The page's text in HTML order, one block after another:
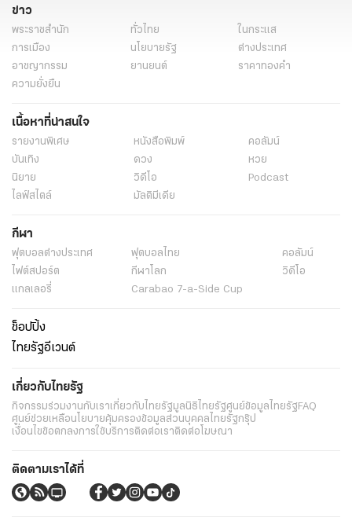
ข่าว
พระราชสำนัก ทั่วไทย
ในกระแส
การเมือง
นโยบายรัฐ
ต่างประเทศ
อาชญากรรม
ยานยนต์
ราคาทองคำ
ความยั่งยืน
เนื้อหาที่น่าสนใจ
รายงานพิเศษ หนังสือพิมพ์
คอลัมน์
บันเทิง
ดวง
หวย
นิยาย
วิดีโอ
Podcast
ไลฟ์สไตล์
มัลติมีเดีย
กีฬา
ฟุตบอลต่่างประเทศ ฟุตบอลไทย
คอลัมน์
ไฟต์สปอร์ต
กีฬาโลก
วิดีโอ
แกลเลอรี่
Carabao 7-a-Side Cup
ช็อปปิ้ง
ไทยรัฐอีเวนต์
เกี่ยวกับไทยรัฐ
กิจกรรมร่วมงานกับเราเกี่ยวกับไทยรัฐมูลนิธิไทยรัฐศูนย์ข้อมูลไทยรัฐFAQ
ศูนย์ช่วยเหลือนโยบายคุ้มครองข้อมูลส่วนบุคคลไทยรัฐกรุ๊ป
เงื่อนไขข้อตกลงการใช้บริการติดต่อเราติดต่อโฆษณา
ติดตามเราได้ที่